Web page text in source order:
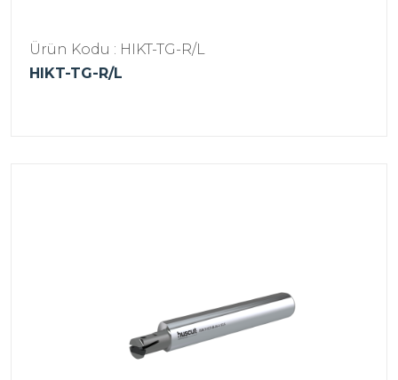
Ürün Kodu : HIKT-TG-R/L
HIKT-TG-R/L